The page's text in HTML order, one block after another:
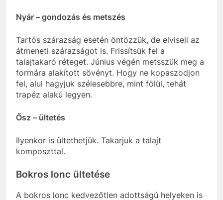
Nyár – gondozás és metszés
Tartós szárazság esetén öntözzük, de elviseli az
átmeneti szárazságot is. Frissítsük fel a
talajtakaró réteget. Június végén metsszük meg a
formára alakított sövényt. Hogy ne kopaszodjon
fel, alul hagyjuk szélesebbre, mint fölül, tehát
trapéz alakú legyen.
Ősz – ültetés
Ilyenkor is ültethetjük. Takarjuk a talajt
komposzttal.
Bokros lonc ültetése
A bokros lonc kedvezőtlen adottságú helyeken is